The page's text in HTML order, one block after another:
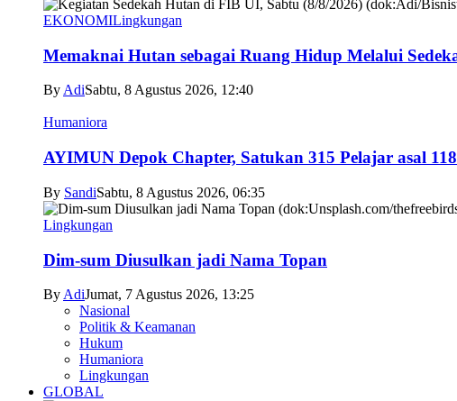
EKONOMILingkungan
Memaknai Hutan sebagai Ruang Hidup Melalui
By AdiSabtu, 8 Agustus 2026, 12:40
Humaniora
AYIMUN Depok Chapter, Satukan 315 Pelajar asal
By SandiSabtu, 8 Agustus 2026, 06:35
Lingkungan
Dim-sum Diusulkan jadi Nama Topan
By AdiJumat, 7 Agustus 2026, 13:25
Nasional
Politik & Keamanan
Hukum
Humaniora
Lingkungan
GLOBAL